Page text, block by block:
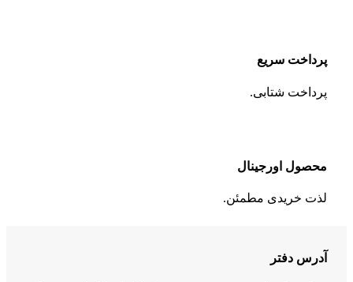
پرداخت سریع
پرداخت شتابی.
محصول اورجینال
لذت خریدی مطمئن.
آدرس دفتر